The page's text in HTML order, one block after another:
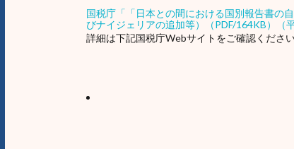
国税庁「「日本との間における国別報告書の
びナイジェリアの追加等）（PDF/164KB）（
詳細は下記国税庁Webサイトをご確認くだ